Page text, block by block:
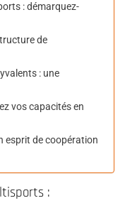
: démarquez-
de
: une
vos capacités en
esprit de coopération
: